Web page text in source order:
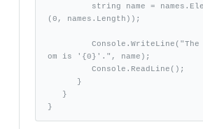
(0, names.Length));
om is '{0}'.", name);
}